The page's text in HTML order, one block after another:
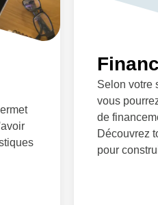
Selon votre
vous
de
Découvrez
pour